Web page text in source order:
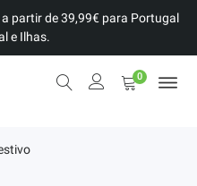
partir de 39,99€ para Portugal
e Ilhas.
0